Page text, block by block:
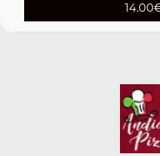
14.00